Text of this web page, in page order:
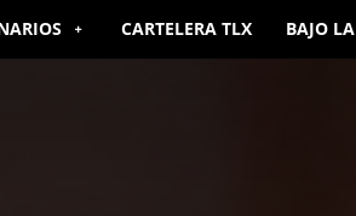
CARTELERA TLX BAJO